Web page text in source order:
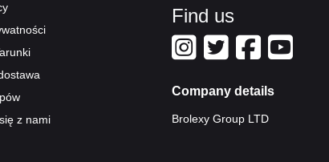
z nami
Find us
Company details
Brolexy Group LTD